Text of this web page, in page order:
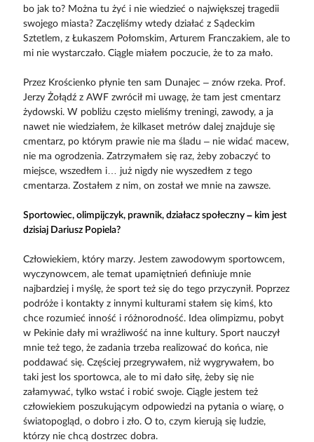
bo jak to? Można tu żyć i nie wiedzieć o największej tragedii
swojego miasta? Zaczęliśmy wtedy działać z Sądeckim
Sztetlem, z Łukaszem Połomskim, Arturem Franczakiem, ale to
mi nie wystarczało. Ciągle miałem poczucie, że to za mało.
Przez Krościenko płynie ten sam Dunajec – znów rzeka. Prof.
Jerzy Żołądź z AWF zwrócił mi uwagę, że tam jest cmentarz
żydowski. W pobliżu często mieliśmy treningi, zawody, a ja
nawet nie wiedziałem, że kilkaset metrów dalej znajduje się
cmentarz, po którym prawie nie ma śladu – nie widać macew,
nie ma ogrodzenia. Zatrzymałem się raz, żeby zobaczyć to
miejsce, wszedłem i… już nigdy nie wyszedłem z tego
cmentarza. ­Zostałem z nim, on został we mnie na zawsze.
Sportowiec, olimpijczyk, prawnik, działacz społeczny – kim jest
dzisiaj Dariusz Popiela?
Człowiekiem, który marzy. Jestem zawodowym sportowcem,
wyczynowcem, ale temat upamiętnień definiuje mnie
najbardziej i myślę, że sport też się do tego przyczynił. Poprzez
podróże i kontakty z innymi kulturami stałem się kimś, kto
chce rozumieć inność i różnorodność. Idea olimpizmu, pobyt
w Pekinie dały mi wrażliwość na inne kultury. Sport nauczył
mnie też tego, że zadania trzeba realizować do końca, nie
poddawać się. Częściej przegrywałem, niż wygrywałem, bo
taki jest los sportowca, ale to mi dało siłę, żeby się nie
załamywać, tylko wstać i robić swoje. Ciągle jestem też
człowiekiem poszukującym odpowiedzi na pytania o wiarę, o
światopogląd, o dobro i zło. O to, czym kierują się ludzie,
którzy nie chcą dostrzec dobra.